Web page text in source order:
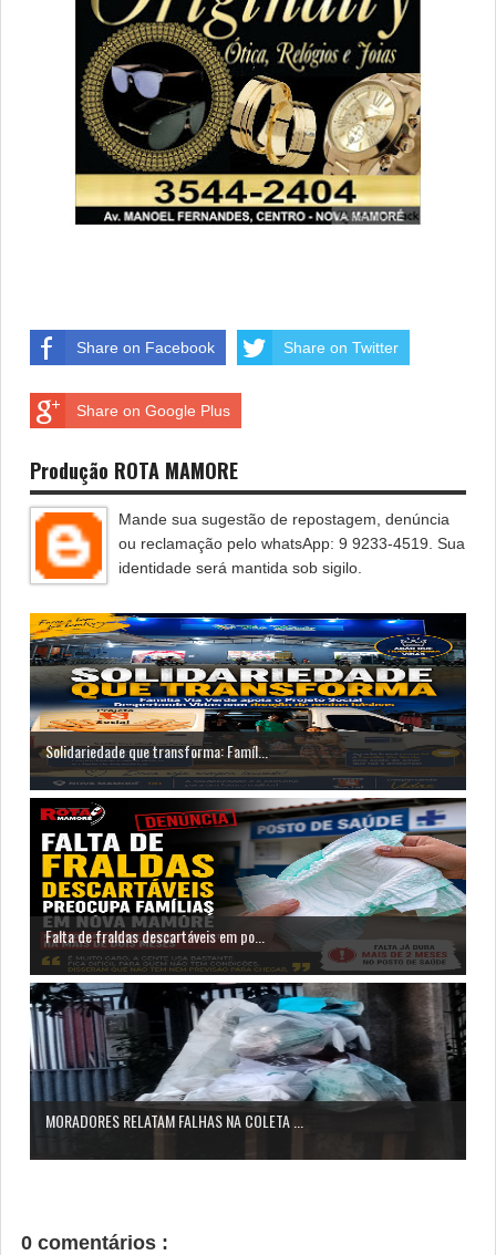
Share on Facebook Share on Twitter
Share on Google Plus
Produção ROTA MAMORE
Mande sua sugestão de repostagem, denúncia
ou reclamação pelo whatsApp: 9 9233-4519. Sua
identidade será mantida sob sigilo.
Solidariedade que transforma: Famíl...
Falta de fraldas descartáveis em po...
MORADORES RELATAM FALHAS NA COLETA ...
0 comentários :